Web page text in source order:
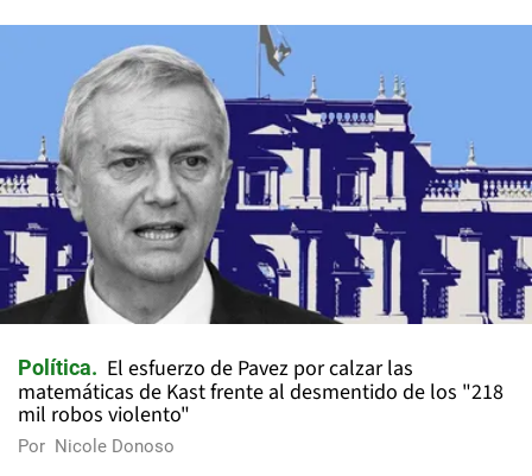
Política
El esfuerzo de Pavez por calzar las
matemáticas de Kast frente al desmentido de los "218
mil robos violento"
Por Nicole Donoso